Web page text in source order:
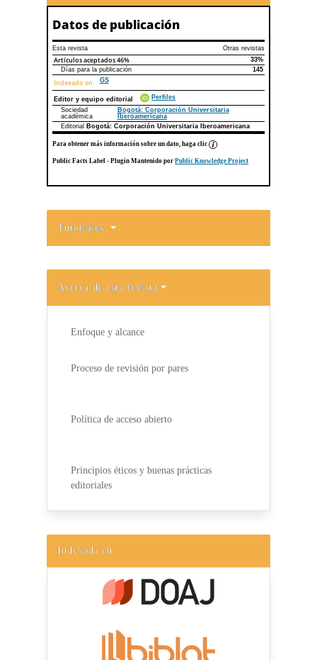
Datos de publicación
Esta revista Otras revistas
Artículos aceptados46%
33%
Días para la publicación
145
Indexado en GS
Editor y equipo editorial
Perfiles
Sociedad
académica
Bogotá: Corporación Universitaria
Iberoamericana
Editorial
Bogotá: Corporación Universitaria Iberoamericana
Para obtener más información sobre un dato, haga clic
Public Facts Label - Plugin Mantenido porPublic Knowledge Project
Tutoriales
Acerca de esta revista
Enfoque y alcance
Proceso de revisión por pares
Política de acceso abierto
Principios éticos y buenas prácticas
editoriales
Indexada en